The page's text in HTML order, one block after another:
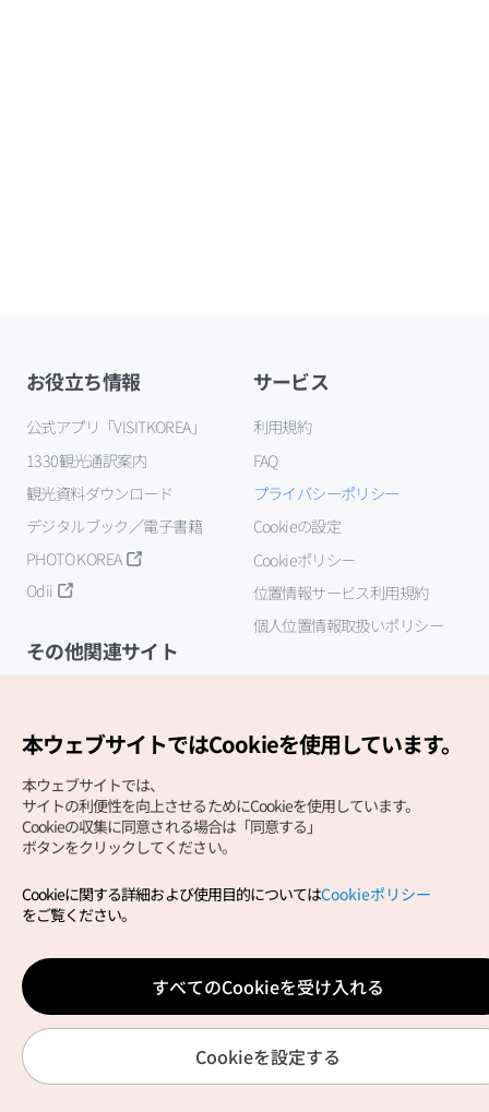
お役立ち情報
公式アプリ「VISITKOREA」
1330観光通訳案内
観光資料ダウンロード
デジタルブック／電子書籍
PHOTO KOREA
Odii
サービス
利用規約
FAQ
プライバシーポリシー
Cookieの設定
Cookieポリシー
位置情報サービス利用規約
個人位置情報取扱いポリシー
その他関連サイト
Copyright (c) Korea Tourism Organization All Rights
サイトエラー報告公式メール
japanese@knto.or.kr
本ウェブサイトではCookieを使用しています。
本ウェブサイトでは、
サイトの利便性を向上させるためにCookieを使用しています。
Cookieの収集に同意される場合は「同意する」
ボタンをクリックしてください。
Cookieに関する詳細および使用目的についてはCookieポリシー
をご覧ください。
すべてのCookieを受け入れる
Cookieを設定する